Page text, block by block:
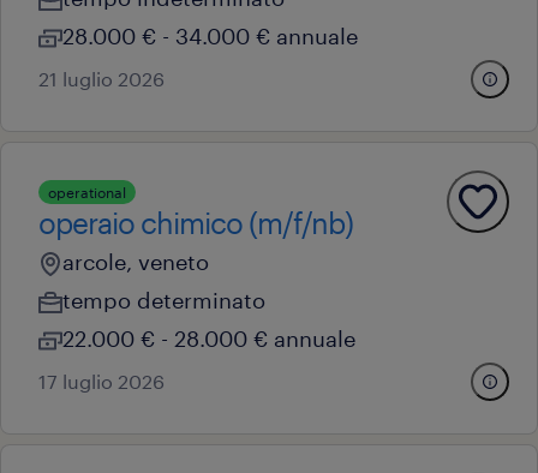
28.000 € - 34.000 € annuale
21 luglio 2026
operational
operaio chimico (m/f/nb)
arcole, veneto
tempo determinato
22.000 € - 28.000 € annuale
17 luglio 2026